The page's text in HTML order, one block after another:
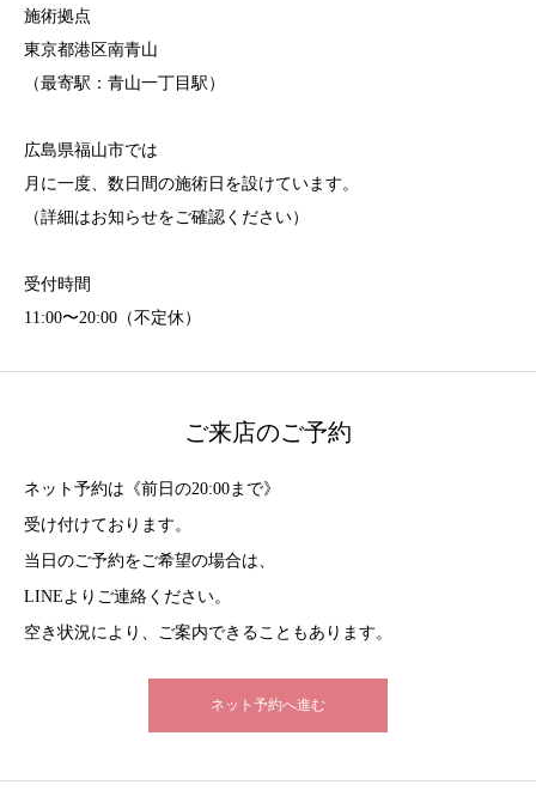
施術拠点
東京都港区南青山
（最寄駅：青山一丁目駅）
広島県福山市では
月に一度、数日間の施術日を設けています。
（詳細はお知らせをご確認ください）
受付時間
11:00〜20:00（不定休）
ご来店のご予約
ネット予約は《前日の20:00まで》
受け付けております。
当日のご予約をご希望の場合は、
LINEよりご連絡ください。
空き状況により、ご案内できることもあります。
ネット予約へ進む